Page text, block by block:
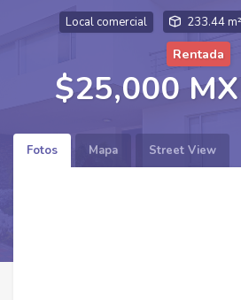
Local comercial 233.44
Rentada
$25,000
Fotos Mapa Street View